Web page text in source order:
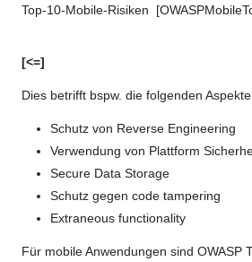
Top-10-Mobile-Risiken
[<=]
Dies betrifft bspw. die folgenden
Schutz von Reverse Engineering
Verwendung von Plattform
Secure Data Storage
Schutz gegen code tampering
Extraneous functionality
Für mobile Anwendungen sind OWASP